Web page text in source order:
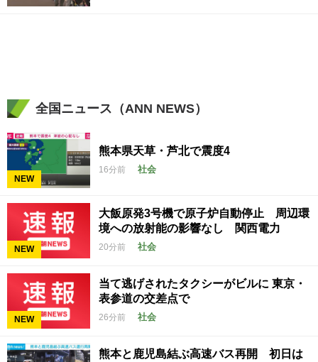
全国ニュース（ANN NEWS）
NEW
熊本県天草・芦北で震度4
16分前 社会
NEW
大飯原発3号機で原子炉自動停止 周辺環
境への放射能の影響なし 関西電力
20分前 社会
NEW
当て逃げされたタクシーがビルに 東京・
表参道の交差点で
26分前 社会
熊本と鹿児島結ぶ高速バス再開 初日は